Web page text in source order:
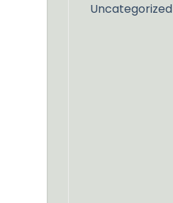
Uncategorized